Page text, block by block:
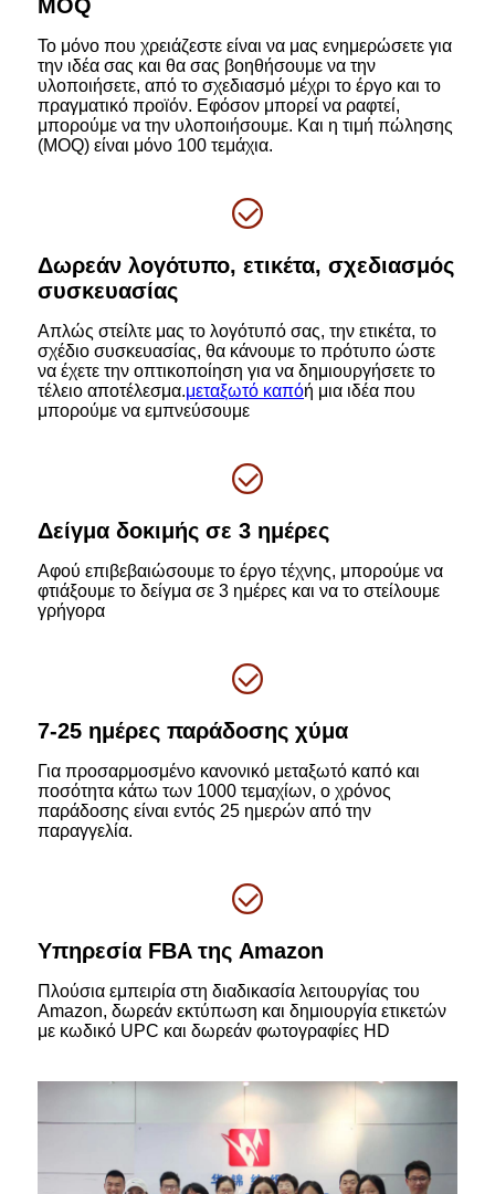
MOQ
Το μόνο που χρειάζεστε είναι να μας ενημερώσετε για
την ιδέα σας και θα σας βοηθήσουμε να την
υλοποιήσετε, από το σχεδιασμό μέχρι το έργο και το
πραγματικό προϊόν. Εφόσον μπορεί να ραφτεί,
μπορούμε να την υλοποιήσουμε. Και η τιμή πώλησης
(MOQ) είναι μόνο 100 τεμάχια.
Δωρεάν λογότυπο, ετικέτα, σχεδιασμός
συσκευασίας
Απλώς στείλτε μας το λογότυπό σας, την ετικέτα, το
σχέδιο συσκευασίας, θα κάνουμε το πρότυπο ώστε
να έχετε την οπτικοποίηση για να δημιουργήσετε το
τέλειο αποτέλεσμα.μεταξωτό καπόή μια ιδέα που
μπορούμε να εμπνεύσουμε
Δείγμα δοκιμής σε 3 ημέρες
Αφού επιβεβαιώσουμε το έργο τέχνης, μπορούμε να
φτιάξουμε το δείγμα σε 3 ημέρες και να το στείλουμε
γρήγορα
7-25 ημέρες παράδοσης χύμα
Για προσαρμοσμένο κανονικό μεταξωτό καπό και
ποσότητα κάτω των 1000 τεμαχίων, ο χρόνος
παράδοσης είναι εντός 25 ημερών από την
παραγγελία.
Υπηρεσία FBA της Amazon
Πλούσια εμπειρία στη διαδικασία λειτουργίας του
Amazon, δωρεάν εκτύπωση και δημιουργία ετικετών
με κωδικό UPC και δωρεάν φωτογραφίες HD